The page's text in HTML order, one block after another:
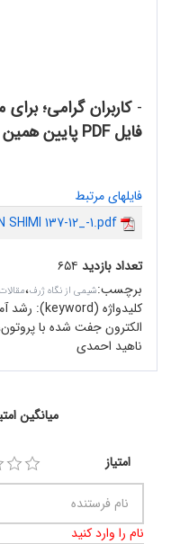
-کاربران گرامی؛
فایل PDF پایین همین صفحه مراجعه فرمایید.
فایلهای مرتبط
137-12_-1.pdf
تعداد بازدید ۶۵۴
برچسب:شیمی از نگاه ژرف،
کلیدواژه (keyword):
رشد
الکترون جفت شده با
ناهید احمدی
میانگین امتیاز
امتیاز
نام را وارد کنید